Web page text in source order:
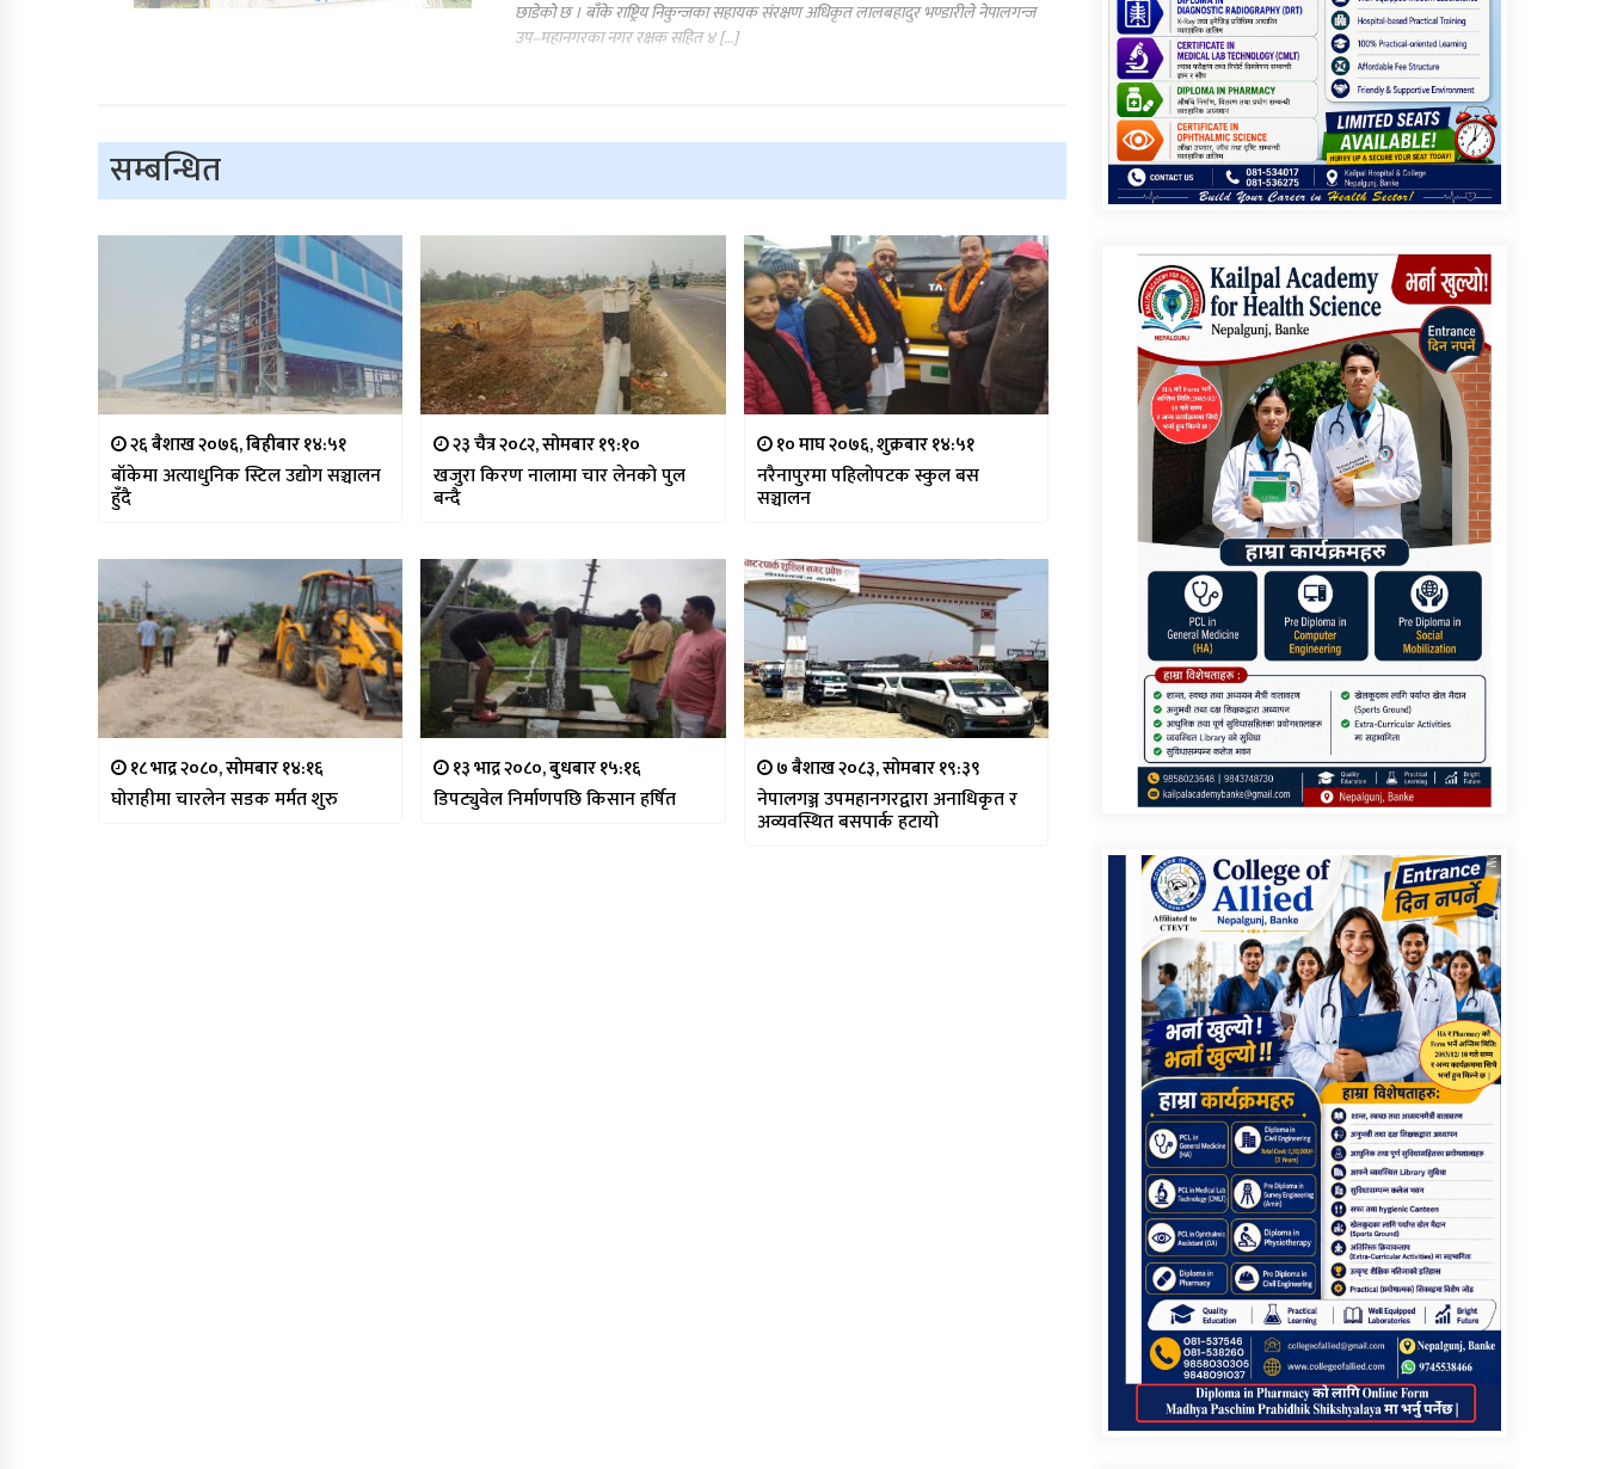
छाडेको छ । बाँके राष्ट्रिय निकुन्जका सहायक संरक्षण अधिकृत लालबहादुर भण्डारीले नेपालगन्ज
उप–महानगरका नगर रक्षक सहित ४ […]
सम्बन्धित
२६ बैशाख २०७६, बिहीबार १४:५१
बाँकेमा अत्याधुनिक स्टिल उद्योग सञ्चालन
हुँदै
२३ चैत्र २०८२, सोमबार १९:१०
खजुरा किरण नालामा चार लेनको पुल
बन्दै
१० माघ २०७६, शुक्रबार १४:५१
नरैनापुरमा पहिलोपटक स्कुल बस
सञ्चालन
१८ भाद्र २०८०, सोमबार १४:१६
घोराहीमा चारलेन सडक मर्मत शुरु
१३ भाद्र २०८०, बुधबार १५:१६
डिपट्युवेल निर्माणपछि किसान हर्षित
७ बैशाख २०८३, सोमबार १९:३९
नेपालगञ्ज उपमहानगरद्वारा अनाधिकृत र
अव्यवस्थित बसपार्क हटायो